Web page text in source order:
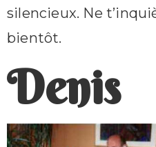
silencieux. Ne
bientôt.
Denis